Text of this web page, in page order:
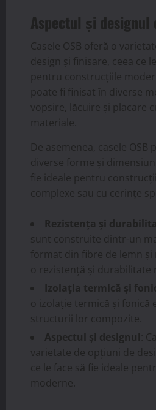
Aspectul și designul
Casele OSB oferă o
design și finisare, ceea ce
pentru construcțiile
poate fi finisat în diverse
vopsire, lăcuire și placare
materiale.
De asemenea, casele
diverse forme și
fie ideale pentru
complexe sau cu cerințe
Rezistența și
sunt construite dintr-un
format din fibre de lemn și
o rezistență și durabilitate
Izolația termică și
o izolație termică și fonică
structurii lor compozite.
Aspectul și designul :
varietate de opțiuni de
ce le face să fie ideale
moderne.